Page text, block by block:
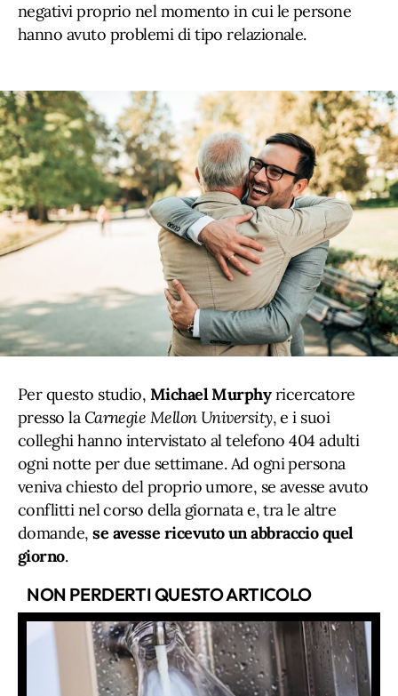
negativi proprio nel momento in cui le persone
hanno avuto problemi di tipo relazionale.
Per questo studio, Michael Murphyricercatore
presso la Carnegie Mellon University, e i suoi
colleghi hanno intervistato al telefono 404 adulti
ogni notte per due settimane. Ad ogni persona
veniva chiesto del proprio umore, se avesse avuto
conflitti nel corso della giornata e, tra le altre
domande,se avesse ricevuto un abbraccio quel
giorno.
NON PERDERTI QUESTO ARTICOLO